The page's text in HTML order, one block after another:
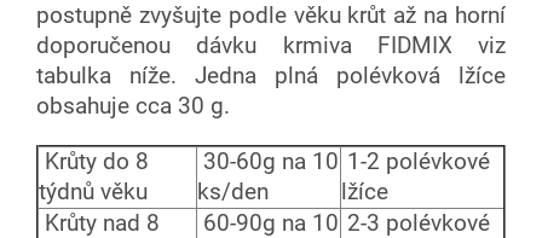
postupně zvyšujte podle věku krůt až na horní
doporučenou dávku krmiva FIDMIX viz
tabulka níže. Jedna plná polévková lžíce
obsahuje cca 30 g.
Krůty do 8
týdnů věku
30-60g na 10
ks/den
1-2 polévkové
lžíce
Krůty nad 8
60-90g na 10 2-3 polévkové